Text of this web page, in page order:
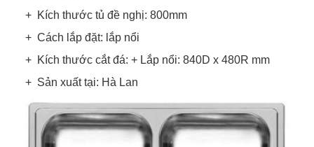
+ Kích thước tủ đề nghị: 800mm
+ Cách lắp đặt: lắp nổi
+ Kích thước cắt đá: + Lắp nổi: 840D x 480R mm
+ Sản xuất tại: Hà Lan